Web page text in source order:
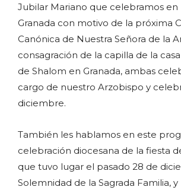
Jubilar Mariano que celebramos en
Granada con motivo de la próxima
Canónica de Nuestra Señora de la
consagración de la capilla de la
de Shalom en Granada, ambas
cargo de nuestro Arzobispo y
diciembre.
También les hablamos en este
celebración diocesana de la fiesta
que tuvo lugar el pasado 28 de
Solemnidad de la Sagrada Familia, y